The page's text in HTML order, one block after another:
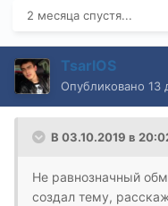
2 месяца спустя...
TsarIOS
Опубликовано 13
В 03.10.2019 в
Не равнозначный
создал тему,